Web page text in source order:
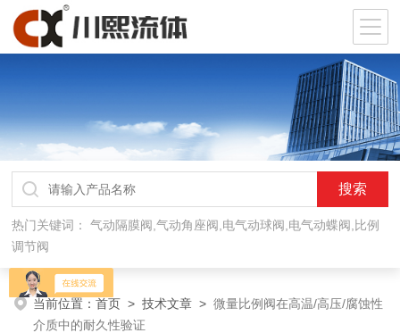
热门关键词：气动隔膜阀,气动角座阀,电气动球阀,电气动蝶阀,比例
调节阀
当前位置：首页 >技术文章 >微量比例阀在高温/高压/腐蚀性
介质中的耐久性验证